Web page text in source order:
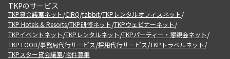
TKPのサービス
TKP貸会議室ネット/CIRQ/fabbit/TKPレンタルオフィスネット/
TKP Hotels & Resorts/TKP研修ネット/TKPウェビナーネット/
TKPイベントネット/TKPレンタルネット/TKPパーティー・懇親会ネット/
TKP FOOD/事務局代行サービス/採用代行サービス/TKPトラベルネット/
TKPスター貸会議室/物件募集